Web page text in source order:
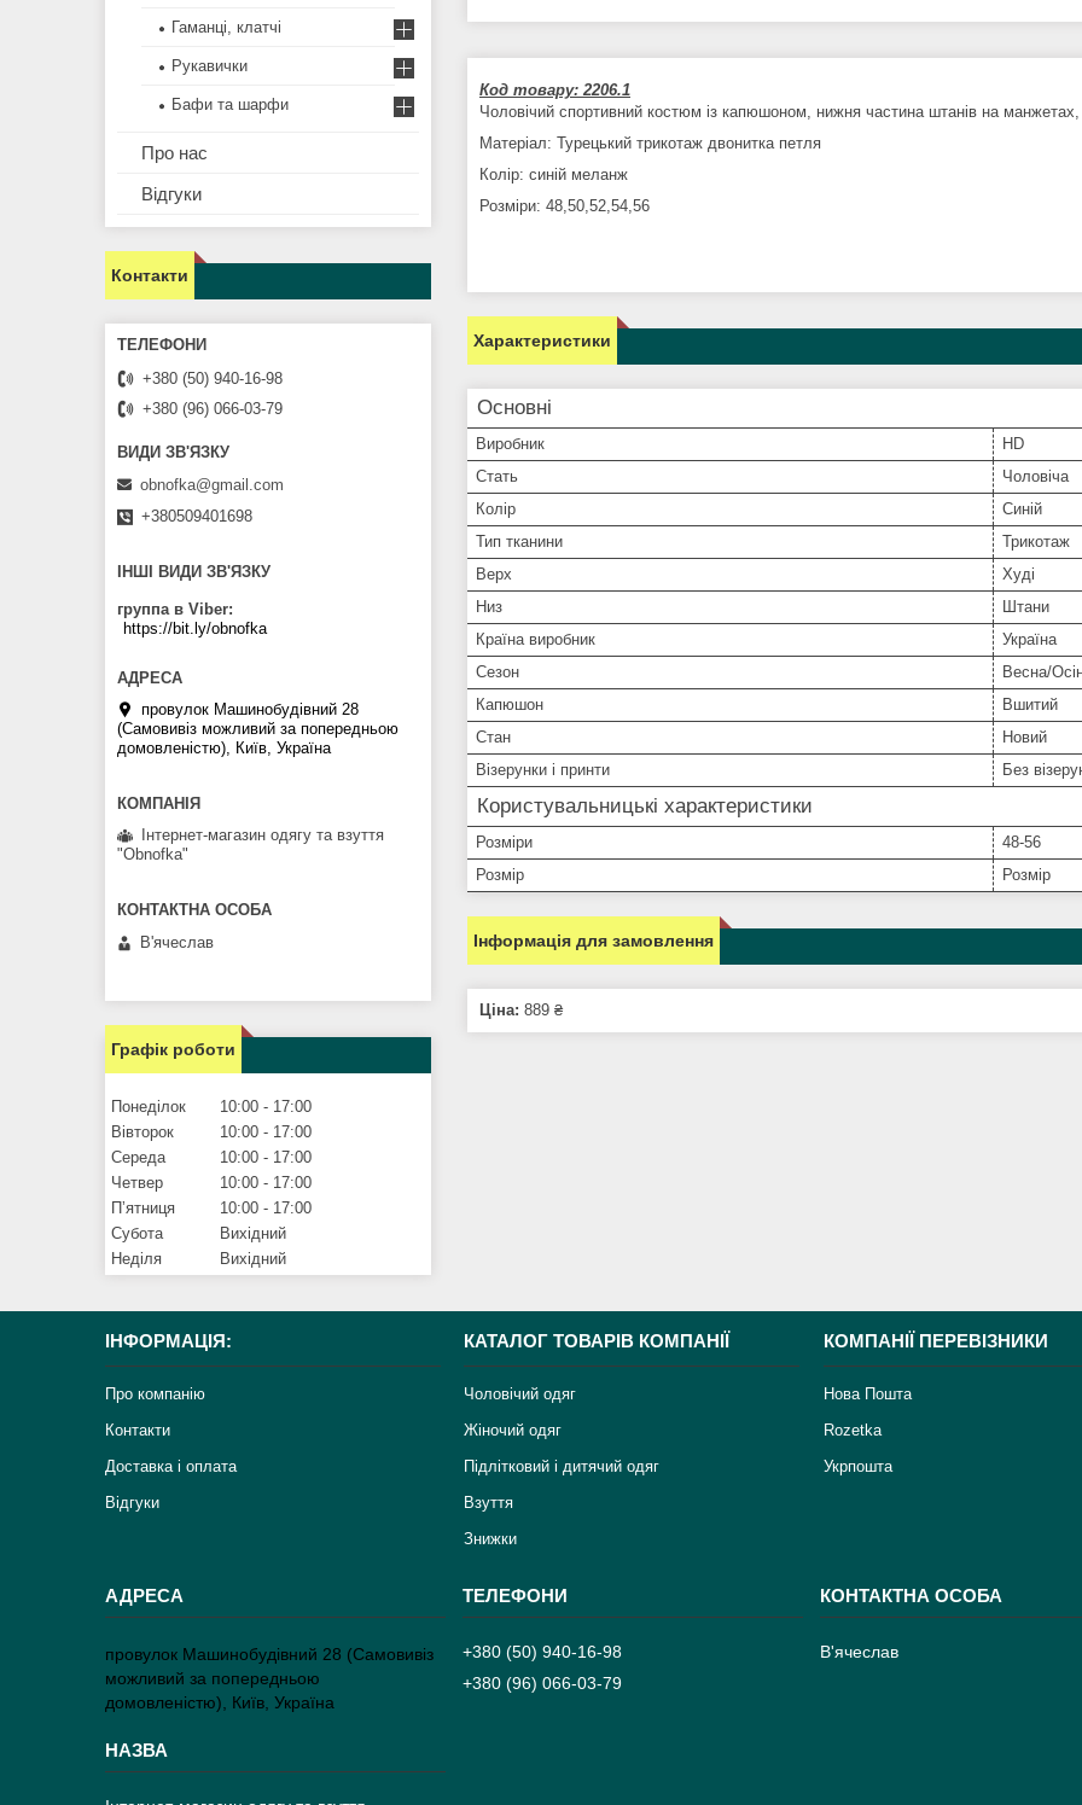
Код товару: 2206.1
Чоловічий спортивний костюм із капюшоном, нижня частина штанів на
Матеріал: Турецький трикотаж двонитка петля
Колір: синій меланж
Розміри: 48,50,52,54,56
Характеристики
Основні
Виробник
HD
Стать
Чоловіча
Колір
Синій
Тип тканини
Трикотаж
Верх
Худі
Низ
Штани
Країна виробник
Україна
Сезон
Весна/
Капюшон
Вшитий
Стан
Новий
Візерунки і принти
Без
Користувальницькі характеристики
Розміри
48-56
Розмір
Розмір
Інформація для замовлення
Ціна: 889 ₴
Гаманці, клатчі
Рукавички
Бафи та шарфи
Про нас
Відгуки
Контакти
+380 (50) 940-16-98
+380 (96) 066-03-79
obnofka@gmail.com
+380509401698
ІНШІ ВИДИ ЗВ'ЯЗКУ
группа в Viber
https://bit.ly/obnofka
провулок Машинобудівний 28
(Самовивіз можливий за попередньою
домовленістю), Київ, Україна
Інтернет-магазин одягу та взуття
"Obnofka"
В'ячеслав
Графік роботи
Понеділок 10:00
17:00
Вівторок
10:00
17:00
Середа
10:00
17:00
Четвер
10:00
17:00
Пʼятниця
10:00
17:00
Субота
Вихідний
Неділя
Вихідний
ІНФОРМАЦІЯ:
Про компанію
Контакти
Доставка і оплата
Відгуки
КАТАЛОГ ТОВАРІВ КОМПАНІЇ
Чоловічий одяг
Жіночий одяг
Підлітковий і дитячий одяг
Взуття
Знижки
КОМПАНІЇ ПЕРЕВІЗНИКИ
Нова Пошта
Rozetka
Укрпошта
провулок Машинобудівний 28 (Самовивіз
можливий за попередньою
домовленістю), Київ, Україна
+380 (50) 940-16-98
+380 (96) 066-03-79
В'ячеслав